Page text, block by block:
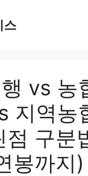
스
vs 농
지역농
점 구분
봉까지)